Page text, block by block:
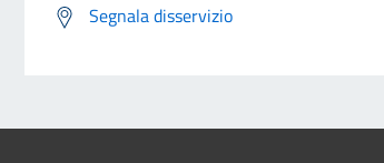
Segnala disservizio